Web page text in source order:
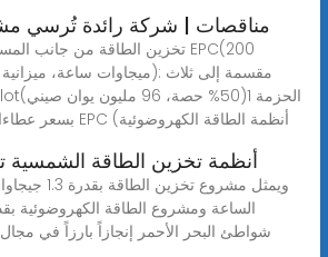
مناقصات | شركة رائدة تُرسي
بسعر عطاءات 96%. الطاقة الذكية EPC (أنظمة الطاقة الكهروضوئية
أنظمة تخزين الطاقة الشمسية
شواطئ البحر الأحمر إنجازاً بارزاً في مجال